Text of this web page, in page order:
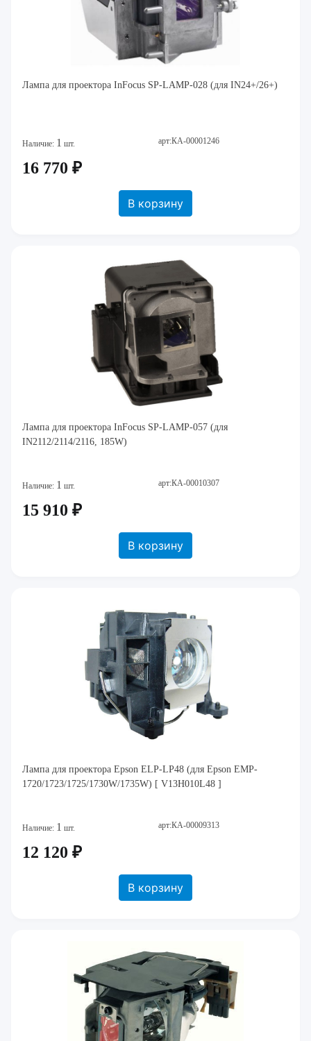
Лампа для проектора InFocus SP-LAMP-028 (для IN24+/26+)
Наличие: 1 шт. арт:КА-00001246
16 770 ₽
В корзину
Лампа для проектора InFocus SP-LAMP-057 (для
IN2112/2114/2116, 185W)
Наличие: 1 шт. арт:КА-00010307
15 910 ₽
В корзину
Лампа для проектора Epson ELP-LP48 (для Epson EMP-
1720/1723/1725/1730W/1735W) [ V13H010L48 ]
Наличие: 1 шт. арт:КА-00009313
12 120 ₽
В корзину